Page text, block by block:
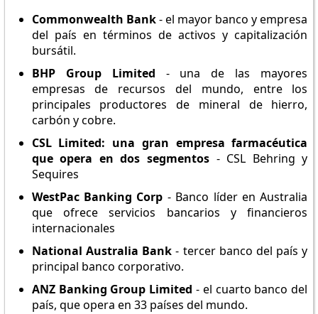
Commonwealth Bank- el mayor banco y empresa
del país en términos de activos y capitalización
bursátil.
BHP Group Limited - una de las mayores
empresas de recursos del mundo, entre los
principales productores de mineral de hierro,
carbón y cobre.
CSL Limited: una gran empresa farmacéutica
que opera en dos segmentos - CSL Behring y
Sequires
WestPac Banking Corp - Banco líder en Australia
que ofrece servicios bancarios y financieros
internacionales
National Australia Bank- tercer banco del país y
principal banco corporativo.
ANZ Banking Group Limited - el cuarto banco del
país, que opera en 33 países del mundo.